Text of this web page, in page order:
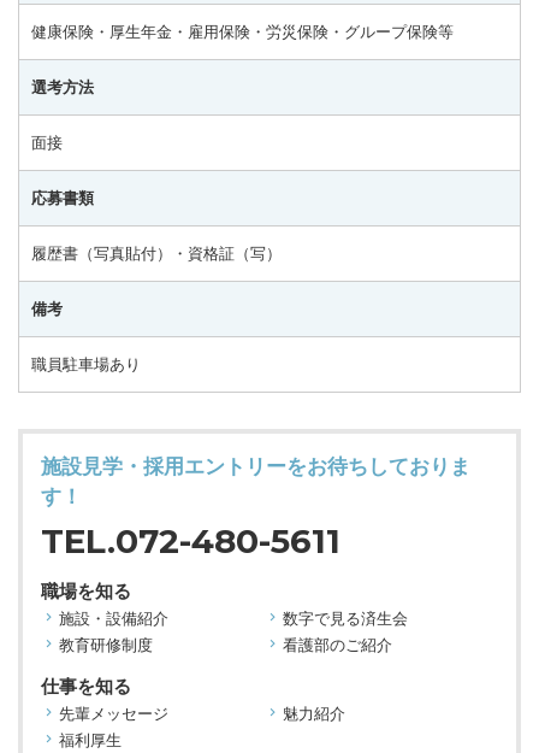
健康保険・厚生年金・雇用保険・労災保険・グループ保険等
選考方法
面接
応募書類
履歴書（写真貼付）・資格証（写）
備考
職員駐車場あり
施設見学・採用エントリーをお待ちしておりま
す！
TEL.072-480-5611
職場を知る
施設・設備紹介
数字で見る済生会
教育研修制度
看護部のご紹介
仕事を知る
先輩メッセージ
魅力紹介
福利厚生